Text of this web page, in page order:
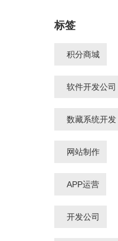
标签
积分商城
软件开发公司
数藏系统开发
网站制作
APP运营
开发公司